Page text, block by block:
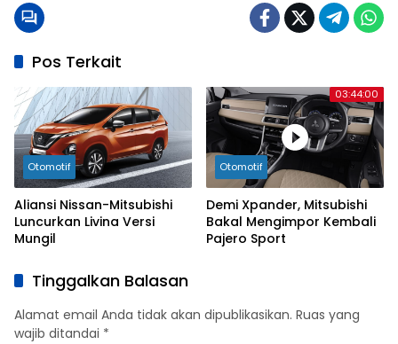
Pos Terkait
Otomotif
Aliansi Nissan-Mitsubishi
Luncurkan Livina Versi
Mungil
03:44:00
Otomotif
Demi Xpander, Mitsubishi
Bakal Mengimpor Kembali
Pajero Sport
Tinggalkan Balasan
Alamat email Anda tidak akan dipublikasikan. Ruas yang
wajib ditandai *